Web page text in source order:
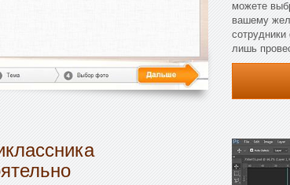
можете
вашему
лишь